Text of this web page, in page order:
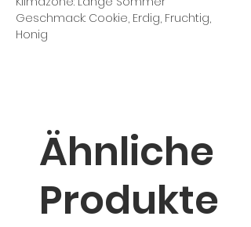
Geschmack: Cookie, Erdig, Fruchtig,
Honig
Ähnliche
Produkte